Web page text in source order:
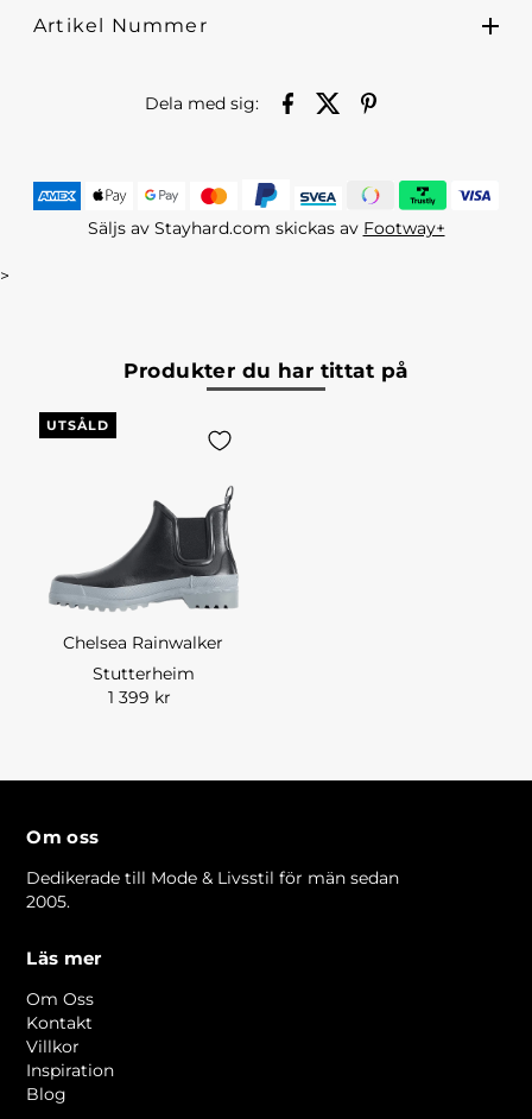
Artikel Nummer
Dela med sig:
Säljs av Stayhard.com skickas av Footway+
>
Produkter du har tittat på
UTSÅLD
Chelsea Rainwalker
Stutterheim
1 399 kr
Om oss
Dedikerade till Mode & Livsstil för män sedan
2005.
Läs mer
Om Oss
Kontakt
Villkor
Inspiration
Blog